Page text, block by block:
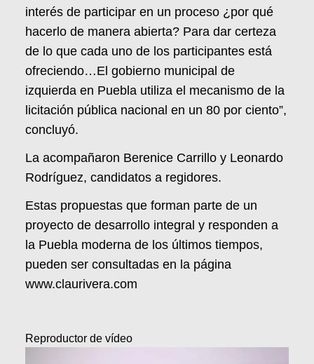
interés de participar en un proceso ¿por qué
hacerlo de manera abierta? Para dar certeza
de lo que cada uno de los participantes está
ofreciendo…El gobierno municipal de
izquierda en Puebla utiliza el mecanismo de la
licitación pública nacional en un 80 por ciento”,
concluyó.
La acompañaron Berenice Carrillo y Leonardo
Rodríguez, candidatos a regidores.
Estas propuestas que forman parte de un
proyecto de desarrollo integral y responden a
la Puebla moderna de los últimos tiempos,
pueden ser consultadas en la página
www.claurivera.com
Reproductor de vídeo